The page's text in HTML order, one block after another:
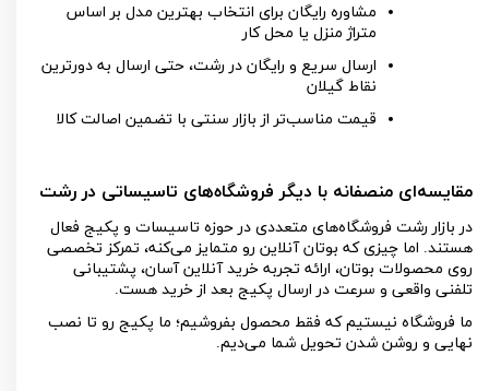
مشاوره رایگان برای انتخاب بهترین مدل بر اساس
متراژ منزل یا محل کار
ارسال سریع و رایگان در رشت، حتی ارسال به دورترین
نقاط گیلان
قیمت مناسب‌تر از بازار سنتی با تضمین اصالت کالا
مقایسه‌ای منصفانه با دیگر فروشگاه‌های تاسیساتی در رشت
در بازار رشت فروشگاه‌های متعددی در حوزه تاسیسات و پکیج فعال
هستند. اما چیزی که بوتان آنلاین رو متمایز می‌کنه، تمرکز تخصصی
روی محصولات بوتان، ارائه تجربه خرید آنلاین آسان، پشتیبانی
تلفنی واقعی و سرعت در ارسال پکیج بعد از خرید هست.
ما فروشگاه نیستیم که فقط محصول بفروشیم؛ ما پکیج رو تا نصب
نهایی و روشن شدن تحویل شما می‌دیم.